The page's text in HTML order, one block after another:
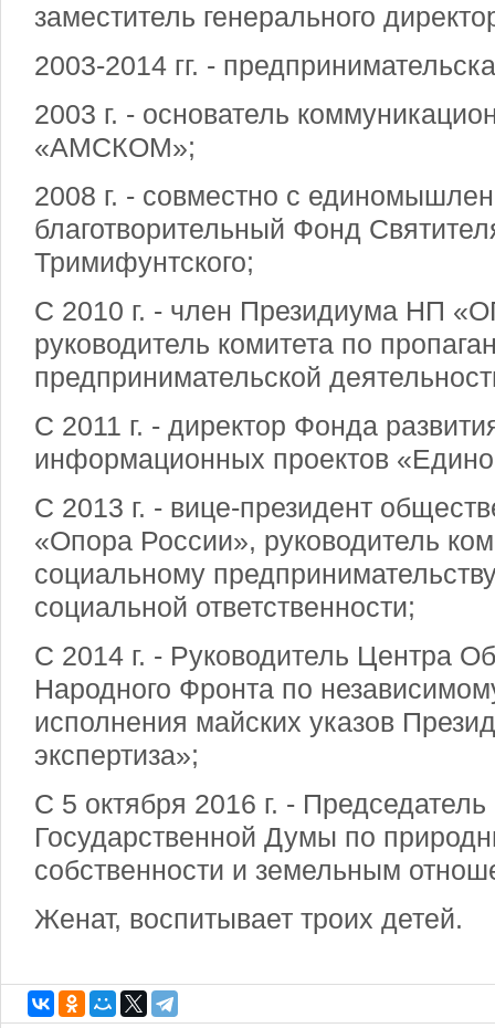
заместитель генерального
2003-2014 гг. -
2003 г. - основатель
«АМСКОМ»;
2008 г. - совместно с
благотворительный Фонд
Тримифунтского;
С 2010 г. - член Президиума НП
руководитель комитета по
предпринимательской
С 2011 г. - директор Фонда
информационных проектов
С 2013 г. - вице-президент
«Опора России», руководитель
социальному
социальной ответственности;
С 2014 г. - Руководитель Центра
Народного Фронта по
исполнения майских указов
экспертиза»;
С 5 октября 2016 г. -
Государственной Думы по
собственности и земельным
Женат, воспитывает троих детей.